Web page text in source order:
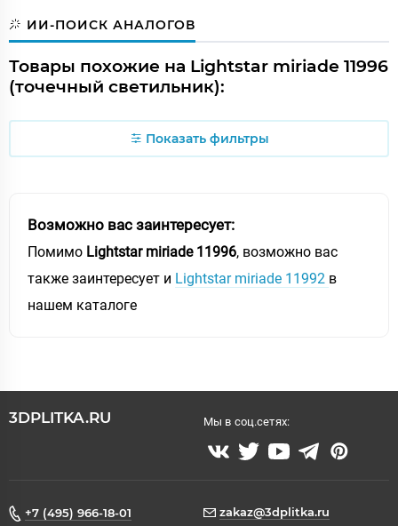
ИИ-ПОИСК АНАЛОГОВ
Товары похожие на Lightstar miriade 11996
(точечный светильник):
Показать фильтры
Возможно вас заинтересует:
Помимо Lightstar miriade 11996, возможно вас
также заинтересует и Lightstar miriade 11992 в
нашем каталоге
3DPLITKA.RU Мы в соц.сетях:
+7 (495) 966-18-01 zakaz@3dplitka.ru